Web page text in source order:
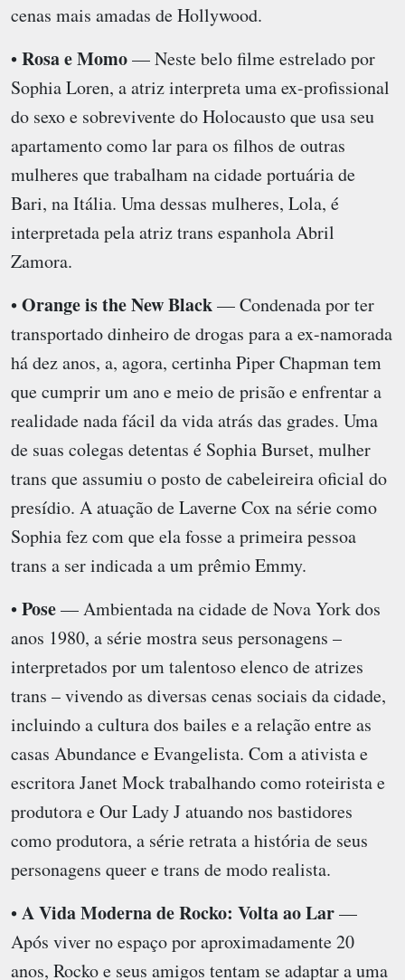
cenas mais amadas de Hollywood.
•Rosa e Momo— Neste belo filme estrelado por
Sophia Loren, a atriz interpreta uma ex-profissional
do sexo e sobrevivente do Holocausto que usa seu
apartamento como lar para os filhos de outras
mulheres que trabalham na cidade portuária de
Bari, na Itália. Uma dessas mulheres, Lola, é
interpretada pela atriz trans espanhola Abril
Zamora.
•Orange is the New Black— Condenada por ter
transportado dinheiro de drogas para a ex-namorada
há dez anos, a, agora, certinha Piper Chapman tem
que cumprir um ano e meio de prisão e enfrentar a
realidade nada fácil da vida atrás das grades. Uma
de suas colegas detentas é Sophia Burset, mulher
trans que assumiu o posto de cabeleireira oficial do
presídio. A atuação de Laverne Cox na série como
Sophia fez com que ela fosse a primeira pessoa
trans a ser indicada a um prêmio Emmy.
•Pose— Ambientada na cidade de Nova York dos
anos 1980, a série mostra seus personagens –
interpretados por um talentoso elenco de atrizes
trans – vivendo as diversas cenas sociais da cidade,
incluindo a cultura dos bailes e a relação entre as
casas Abundance e Evangelista. Com a ativista e
escritora Janet Mock trabalhando como roteirista e
produtora e Our Lady J atuando nos bastidores
como produtora, a série retrata a história de seus
personagens queer e trans de modo realista.
•A Vida Moderna de Rocko: Volta ao Lar—
Após viver no espaço por aproximadamente 20
anos, Rocko e seus amigos tentam se adaptar a uma